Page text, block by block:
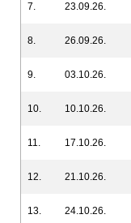
7. 23.09.26.
8. 26.09.26.
9. 03.10.26.
10. 10.10.26.
11. 17.10.26.
12. 21.10.26.
13. 24.10.26.